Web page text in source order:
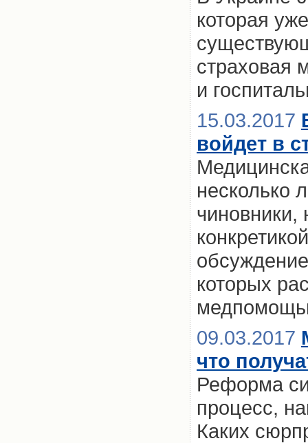
которая
страховая
и
15.03.2017
войдет в
несколько
чиновники,
которых
09.03.2017
что
Реформа
процесс,
Каких